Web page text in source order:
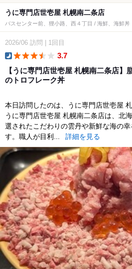
うに専門店世壱屋 札幌南二条店
バスセンター前、狸小路、西４丁目 / 海鮮、海鮮丼
2026/06 訪問 1回目
3.7
【うに専門店世壱屋 札幌南二条店】
のトロフレーク丼
本日訪問したのは、うに専門店世壱屋 札
うに専門店世壱屋 札幌南二条店は、北
選されたこだわりの雲丹や新鮮な海の
す。職人が目利...
詳細を見る